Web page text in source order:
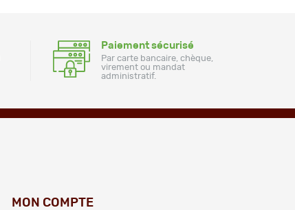
Paiement sécurisé
Par carte bancaire, chèque,
virement ou mandat
administratif.
MON COMPTE